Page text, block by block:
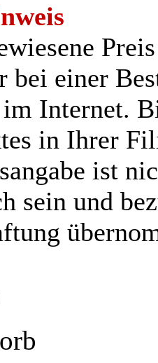
bei einer
Internet.
in Ihrer
ist
sein und